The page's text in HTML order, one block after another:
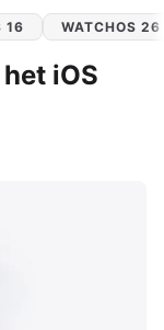
16 WATCHOS 26
iOS